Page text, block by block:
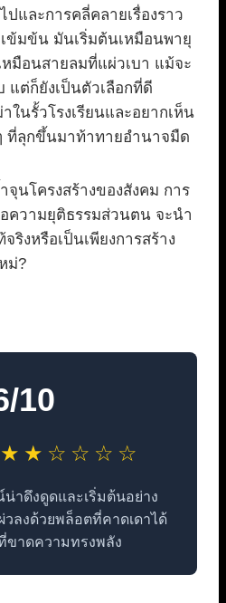
ปและการคลี่คลายเรื่องราว
ข้มข้น มันเริ่มต้นเหมือนพายุ
หมือนสายลมที่แผ่วเบา แม้จะ
ต่ก็ยังเป็นตัวเลือกที่ดี
นรั้วโรงเรียนและอยากเห็น
ที่ลุกขึ้นมาท้าทายอำนาจมืด
จุนโครงสร้างของสังคม การ
ความยุติธรรมส่วนตน จะนำ
ริงหรือเป็นเพียงการสร้าง
ม่?
10
าดึงดูดและเริ่มต้นอย่าง
ลงด้วยพล็อตที่คาดเดาได้
ขาดความทรงพลัง